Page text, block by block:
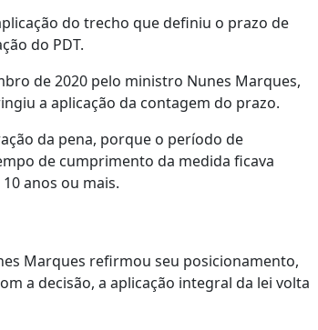
do trecho que definiu o prazo de
do PDT.
de 2020 pelo ministro Nunes Marques,
a aplicação da contagem do prazo.
da pena, porque o período de
de cumprimento da medida ficava
anos ou mais.
Marques refirmou seu posicionamento,
a decisão, a aplicação integral da lei volta